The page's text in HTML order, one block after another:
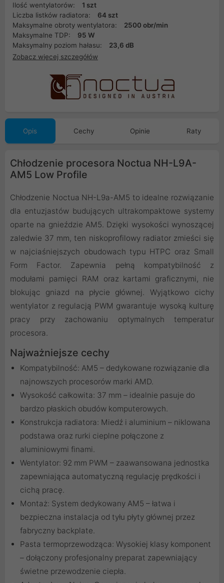
Ilość wentylatorów:
1 szt
Liczba listków radiatora:
64 szt
Maksymalne obroty wentylatora:
2500 obr/min
Maksymalne TDP:
95 W
Maksymalny poziom hałasu:
23,6 dB
Zobacz więcej szczegółów
Opis Cechy Opinie Raty
Chłodzenie procesora Noctua NH-L9A-
AM5 Low Profile
Chłodzenie Noctua NH-L9a-AM5 to idealne rozwiązanie
dla entuzjastów budujących ultrakompaktowe systemy
oparte na gnieździe AM5. Dzięki wysokości wynoszącej
zaledwie 37 mm, ten niskoprofilowy radiator zmieści się
w najciaśniejszych obudowach typu HTPC oraz Small
Form Factor. Zapewnia pełną kompatybilność z
modułami pamięci RAM oraz kartami graficznymi, nie
blokując gniazd na płycie głównej. Wyjątkowo cichy
wentylator z regulacją PWM gwarantuje wysoką kulturę
pracy przy zachowaniu optymalnych temperatur
procesora.
Najważniejsze cechy
Kompatybilność: AM5 – dedykowane rozwiązanie dla
najnowszych procesorów marki AMD.
Wysokość całkowita: 37 mm – idealnie pasuje do
bardzo płaskich obudów komputerowych.
Konstrukcja radiatora: Miedź i aluminium – niklowana
podstawa oraz rurki cieplne połączone z
aluminiowymi finami.
Wentylator: 92 mm PWM – zaawansowana jednostka
zapewniająca automatyczną regulację prędkości i
cichą pracę.
Montaż: System dedykowany AM5 – łatwa i
bezpieczna instalacja od tyłu płyty głównej przez
fabryczny backplate.
Pasta termoprzewodząca: Wysokiej klasy komponent
– dołączony profesjonalny preparat zapewniający
świetne przewodzenie ciepła.